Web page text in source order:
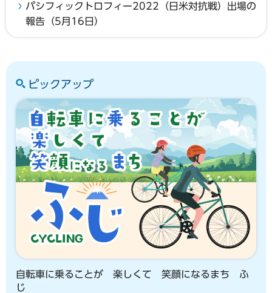
パシフィックトロフィー2022（日米対抗戦）出場の
報告（5月16日）
ピックアップ
自転車に乗ることが 楽しくて 笑顔になるまち ふ
じ